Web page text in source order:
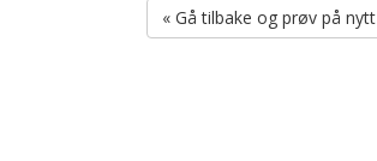
« Gå tilbake og prøv på nytt